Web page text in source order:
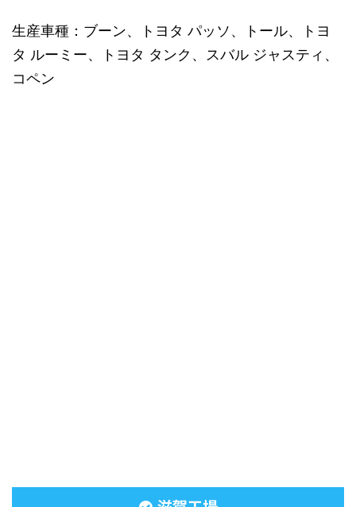
生産車種：ブーン、トヨタ パッソ、トール、トヨ
タ ルーミー、トヨタ タンク、スバル ジャスティ、
コペン